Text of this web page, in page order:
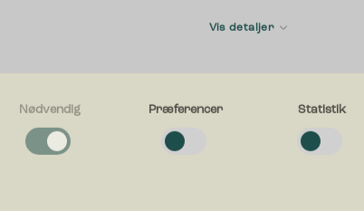
Vis detaljer
Nødvendig
Nødvendige cookies hjælper med at gøre en hjemmeside brugbar
Nødvendig Præferencer Statistik